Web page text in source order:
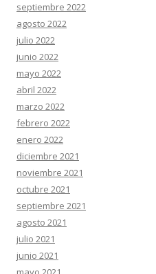
septiembre 2022
agosto 2022
julio 2022
junio 2022
mayo 2022
abril 2022
marzo 2022
febrero 2022
enero 2022
diciembre 2021
noviembre 2021
octubre 2021
septiembre 2021
agosto 2021
julio 2021
junio 2021